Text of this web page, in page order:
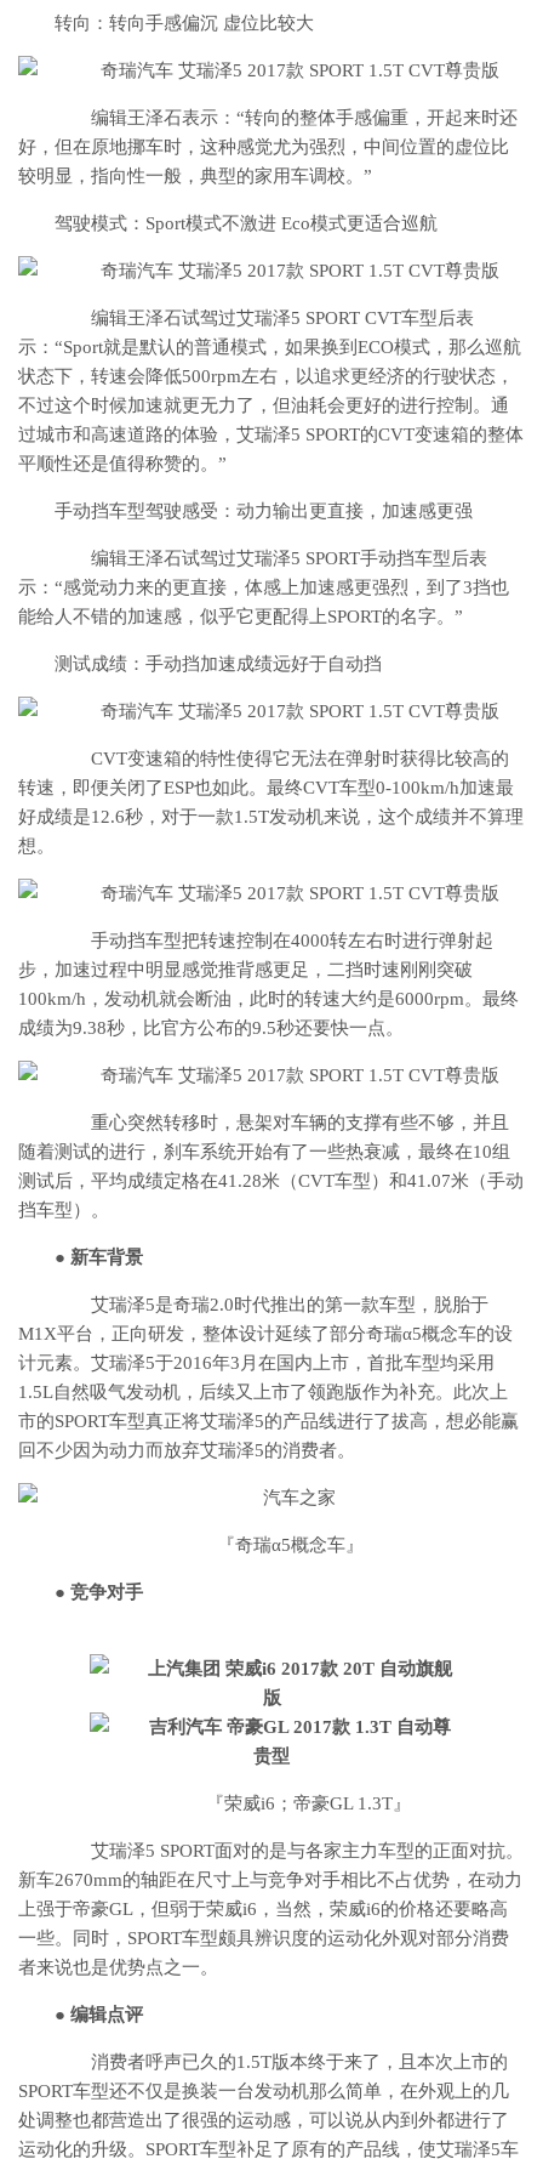
转向：转向手感偏沉 虚位比较大
编辑王泽石表示：“转向的整体手感偏重，开起来时还
好，但在原地挪车时，这种感觉尤为强烈，中间位置的虚位比
较明显，指向性一般，典型的家用车调校。”
驾驶模式：Sport模式不激进 Eco模式更适合巡航
编辑王泽石试驾过艾瑞泽5 SPORT CVT车型后表
示：“Sport就是默认的普通模式，如果换到ECO模式，那么巡航
状态下，转速会降低500rpm左右，以追求更经济的行驶状态，
不过这个时候加速就更无力了，但油耗会更好的进行控制。通
过城市和高速道路的体验，艾瑞泽5 SPORT的CVT变速箱的整体
平顺性还是值得称赞的。”
手动挡车型驾驶感受：动力输出更直接，加速感更强
编辑王泽石试驾过艾瑞泽5 SPORT手动挡车型后表
示：“感觉动力来的更直接，体感上加速感更强烈，到了3挡也
能给人不错的加速感，似乎它更配得上SPORT的名字。”
测试成绩：手动挡加速成绩远好于自动挡
CVT变速箱的特性使得它无法在弹射时获得比较高的
转速，即便关闭了ESP也如此。最终CVT车型0-100km/h加速最
好成绩是12.6秒，对于一款1.5T发动机来说，这个成绩并不算理
想。
手动挡车型把转速控制在4000转左右时进行弹射起
步，加速过程中明显感觉推背感更足，二挡时速刚刚突破
100km/h，发动机就会断油，此时的转速大约是6000rpm。最终
成绩为9.38秒，比官方公布的9.5秒还要快一点。
重心突然转移时，悬架对车辆的支撑有些不够，并且
随着测试的进行，刹车系统开始有了一些热衰减，最终在10组
测试后，平均成绩定格在41.28米（CVT车型）和41.07米（手动
挡车型）。
● 新车背景
艾瑞泽5是奇瑞2.0时代推出的第一款车型，脱胎于
M1X平台，正向研发，整体设计延续了部分奇瑞α5概念车的设
计元素。艾瑞泽5于2016年3月在国内上市，首批车型均采用
1.5L自然吸气发动机，后续又上市了领跑版作为补充。此次上
市的SPORT车型真正将艾瑞泽5的产品线进行了拔高，想必能赢
回不少因为动力而放弃艾瑞泽5的消费者。
『奇瑞α5概念车』
● 竞争对手
『荣威i6；帝豪GL 1.3T』
艾瑞泽5 SPORT面对的是与各家主力车型的正面对抗。
新车2670mm的轴距在尺寸上与竞争对手相比不占优势，在动力
上强于帝豪GL，但弱于荣威i6，当然，荣威i6的价格还要略高
一些。同时，SPORT车型颇具辨识度的运动化外观对部分消费
者来说也是优势点之一。
● 编辑点评
消费者呼声已久的1.5T版本终于来了，且本次上市的
SPORT车型还不仅是换装一台发动机那么简单，在外观上的几
处调整也都营造出了很强的运动感，可以说从内到外都进行了
运动化的升级。SPORT车型补足了原有的产品线，使艾瑞泽5车